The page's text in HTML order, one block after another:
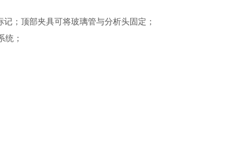
；顶部夹具可将玻璃管与分析头固定；
统；